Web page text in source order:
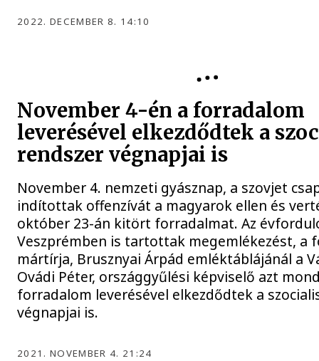
2022. DECEMBER 8. 14:10
November 4-én a forradalom
leverésével elkezdődtek a
rendszer végnapjai is
November 4. nemzeti gyásznap, a szovjet
indítottak offenzívát a magyarok ellen és
október 23-án kitört forradalmat. Az
Veszprémben is tartottak megemlékezést, a
mártírja, Brusznyai Árpád emléktáblájánál a
Ovádi Péter, országgyűlési képviselő azt
forradalom leverésével elkezdődtek a
végnapjai is.
2021. NOVEMBER 4. 21:24